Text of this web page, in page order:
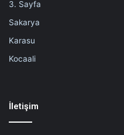
3. Sayfa
Sakarya
Karasu
Kocaali
İletişim